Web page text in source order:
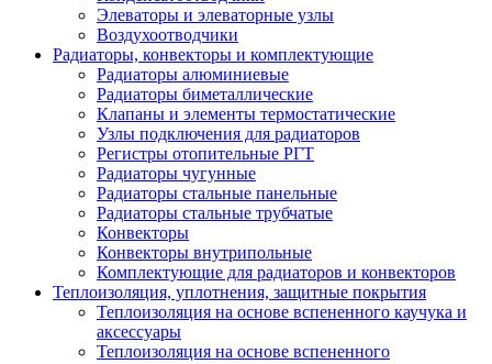
Элеваторы и элеваторные узлы
Воздухоотводчики
Радиаторы, конвекторы и комплектующие
Радиаторы алюминиевые
Радиаторы биметаллические
Клапаны и элементы термостатические
Узлы подключения для радиаторов
Регистры отопительные РГТ
Радиаторы чугунные
Радиаторы стальные панельные
Радиаторы стальные трубчатые
Конвекторы
Конвекторы внутрипольные
Комплектующие для радиаторов и конвекторов
Теплоизоляция, уплотнения, защитные покрытия
Теплоизоляция на основе вспененного каучука и
аксессуары
Теплоизоляция на основе вспененного